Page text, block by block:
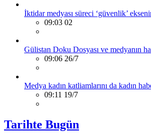
İktidar medyası süreci ‘güvenlik’
09:03 02
Gülistan Doku Dosyası ve medyanın
09:06 26/7
Medya kadın katliamlarını da kadın
09:11 19/7
Tarihte Bugün